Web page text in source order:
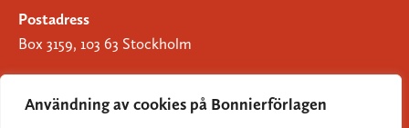
Användning av cookies på Bonnierförlagen
Postadress
Box 3159, 103 63 Stockholm